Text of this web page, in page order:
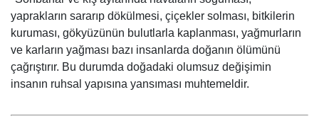
yaprakların sararıp dökülmesi, çiçekler solması, bitkilerin
kuruması, gökyüzünün bulutlarla kaplanması, yağmurların
ve karların yağması bazı insanlarda doğanın ölümünü
çağrıştırır. Bu durumda doğadaki olumsuz değişimin
insanın ruhsal yapısına yansıması muhtemeldir.